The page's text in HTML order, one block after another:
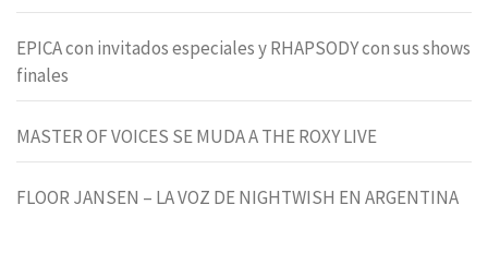
EPICA con invitados especiales y RHAPSODY con sus shows
finales
MASTER OF VOICES SE MUDA A THE ROXY LIVE
FLOOR JANSEN – LA VOZ DE NIGHTWISH EN ARGENTINA